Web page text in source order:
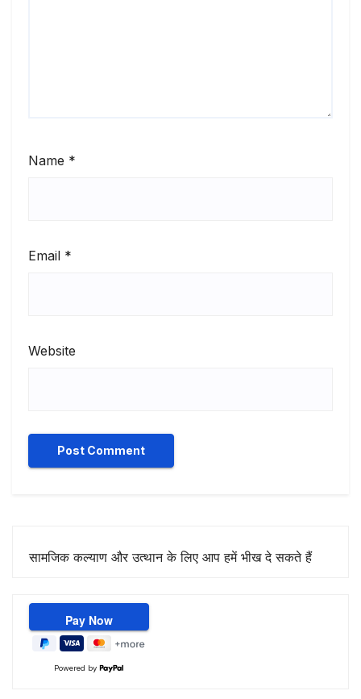
Name *
Email *
Website
सामजिक कल्याण और उत्थान के लिए आप हमें भीख दे सकते हैं
Powered by